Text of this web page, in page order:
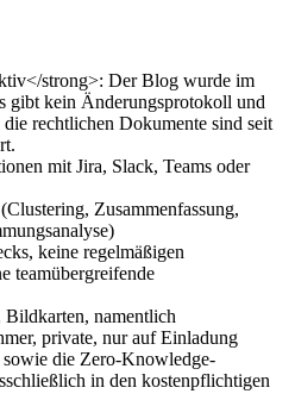
strong>: Der Blog wurde im
gibt kein Änderungsprotokoll und
rechtlichen Dokumente sind seit
mit Jira, Slack, Teams oder
Zusammenfassung,
keine regelmäßigen
teamübergreifende
Bildkarten, namentlich
private, nur auf Einladung
die Zero-Knowledge-
in den kostenpflichtigen